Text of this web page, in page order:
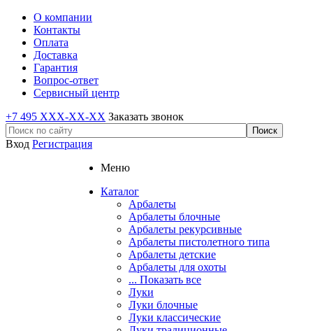
О компании
Контакты
Оплата
Доставка
Гарантия
Вопрос-ответ
Сервисный центр
+7 495 XXX-XX-XX Заказать звонок
Вход Регистрация
Меню
Каталог
Арбалеты
Арбалеты блочные
Арбалеты рекурсивные
Арбалеты пистолетного типа
Арбалеты детские
Арбалеты для охоты
... Показать все
Луки
Луки блочные
Луки классические